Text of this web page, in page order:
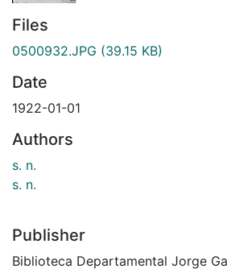
Files
0500932.JPG (39.15 KB)
Date
1922-01-01
Authors
s. n.
s. n.
Publisher
Biblioteca Departamental Jorge